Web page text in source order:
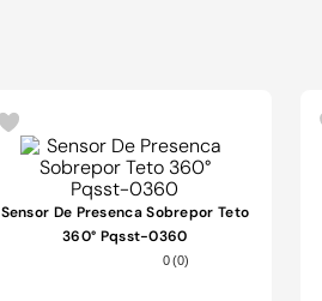
Sensor De Presenca Sobrepor Teto
360° Pqsst-0360
0(0)